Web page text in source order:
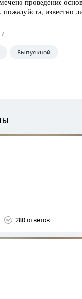
проведение
известно
Выпускной
280 ответов